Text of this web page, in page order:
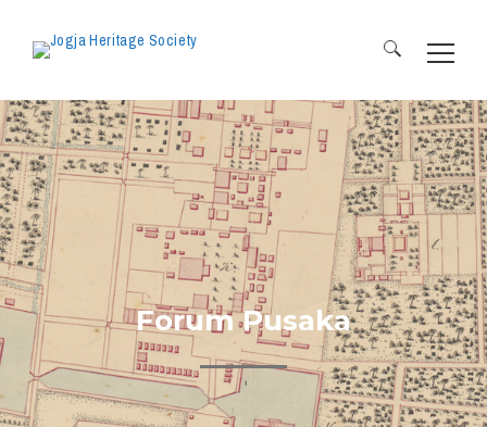
Search
for:
Forum Pusaka